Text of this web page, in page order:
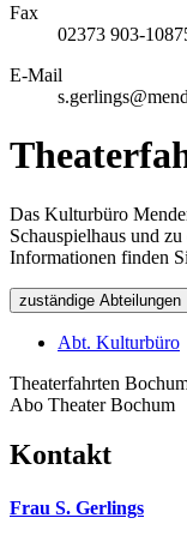
Fax
02373 903-
E-Mail
Das Kulturbüro
Schauspielhaus und
Informationen finden
zuständige Abteilungen
Abt. Kulturbüro
Theaterfahrten
Abo Theater Bochum
Kontakt
Frau S. Gerlings